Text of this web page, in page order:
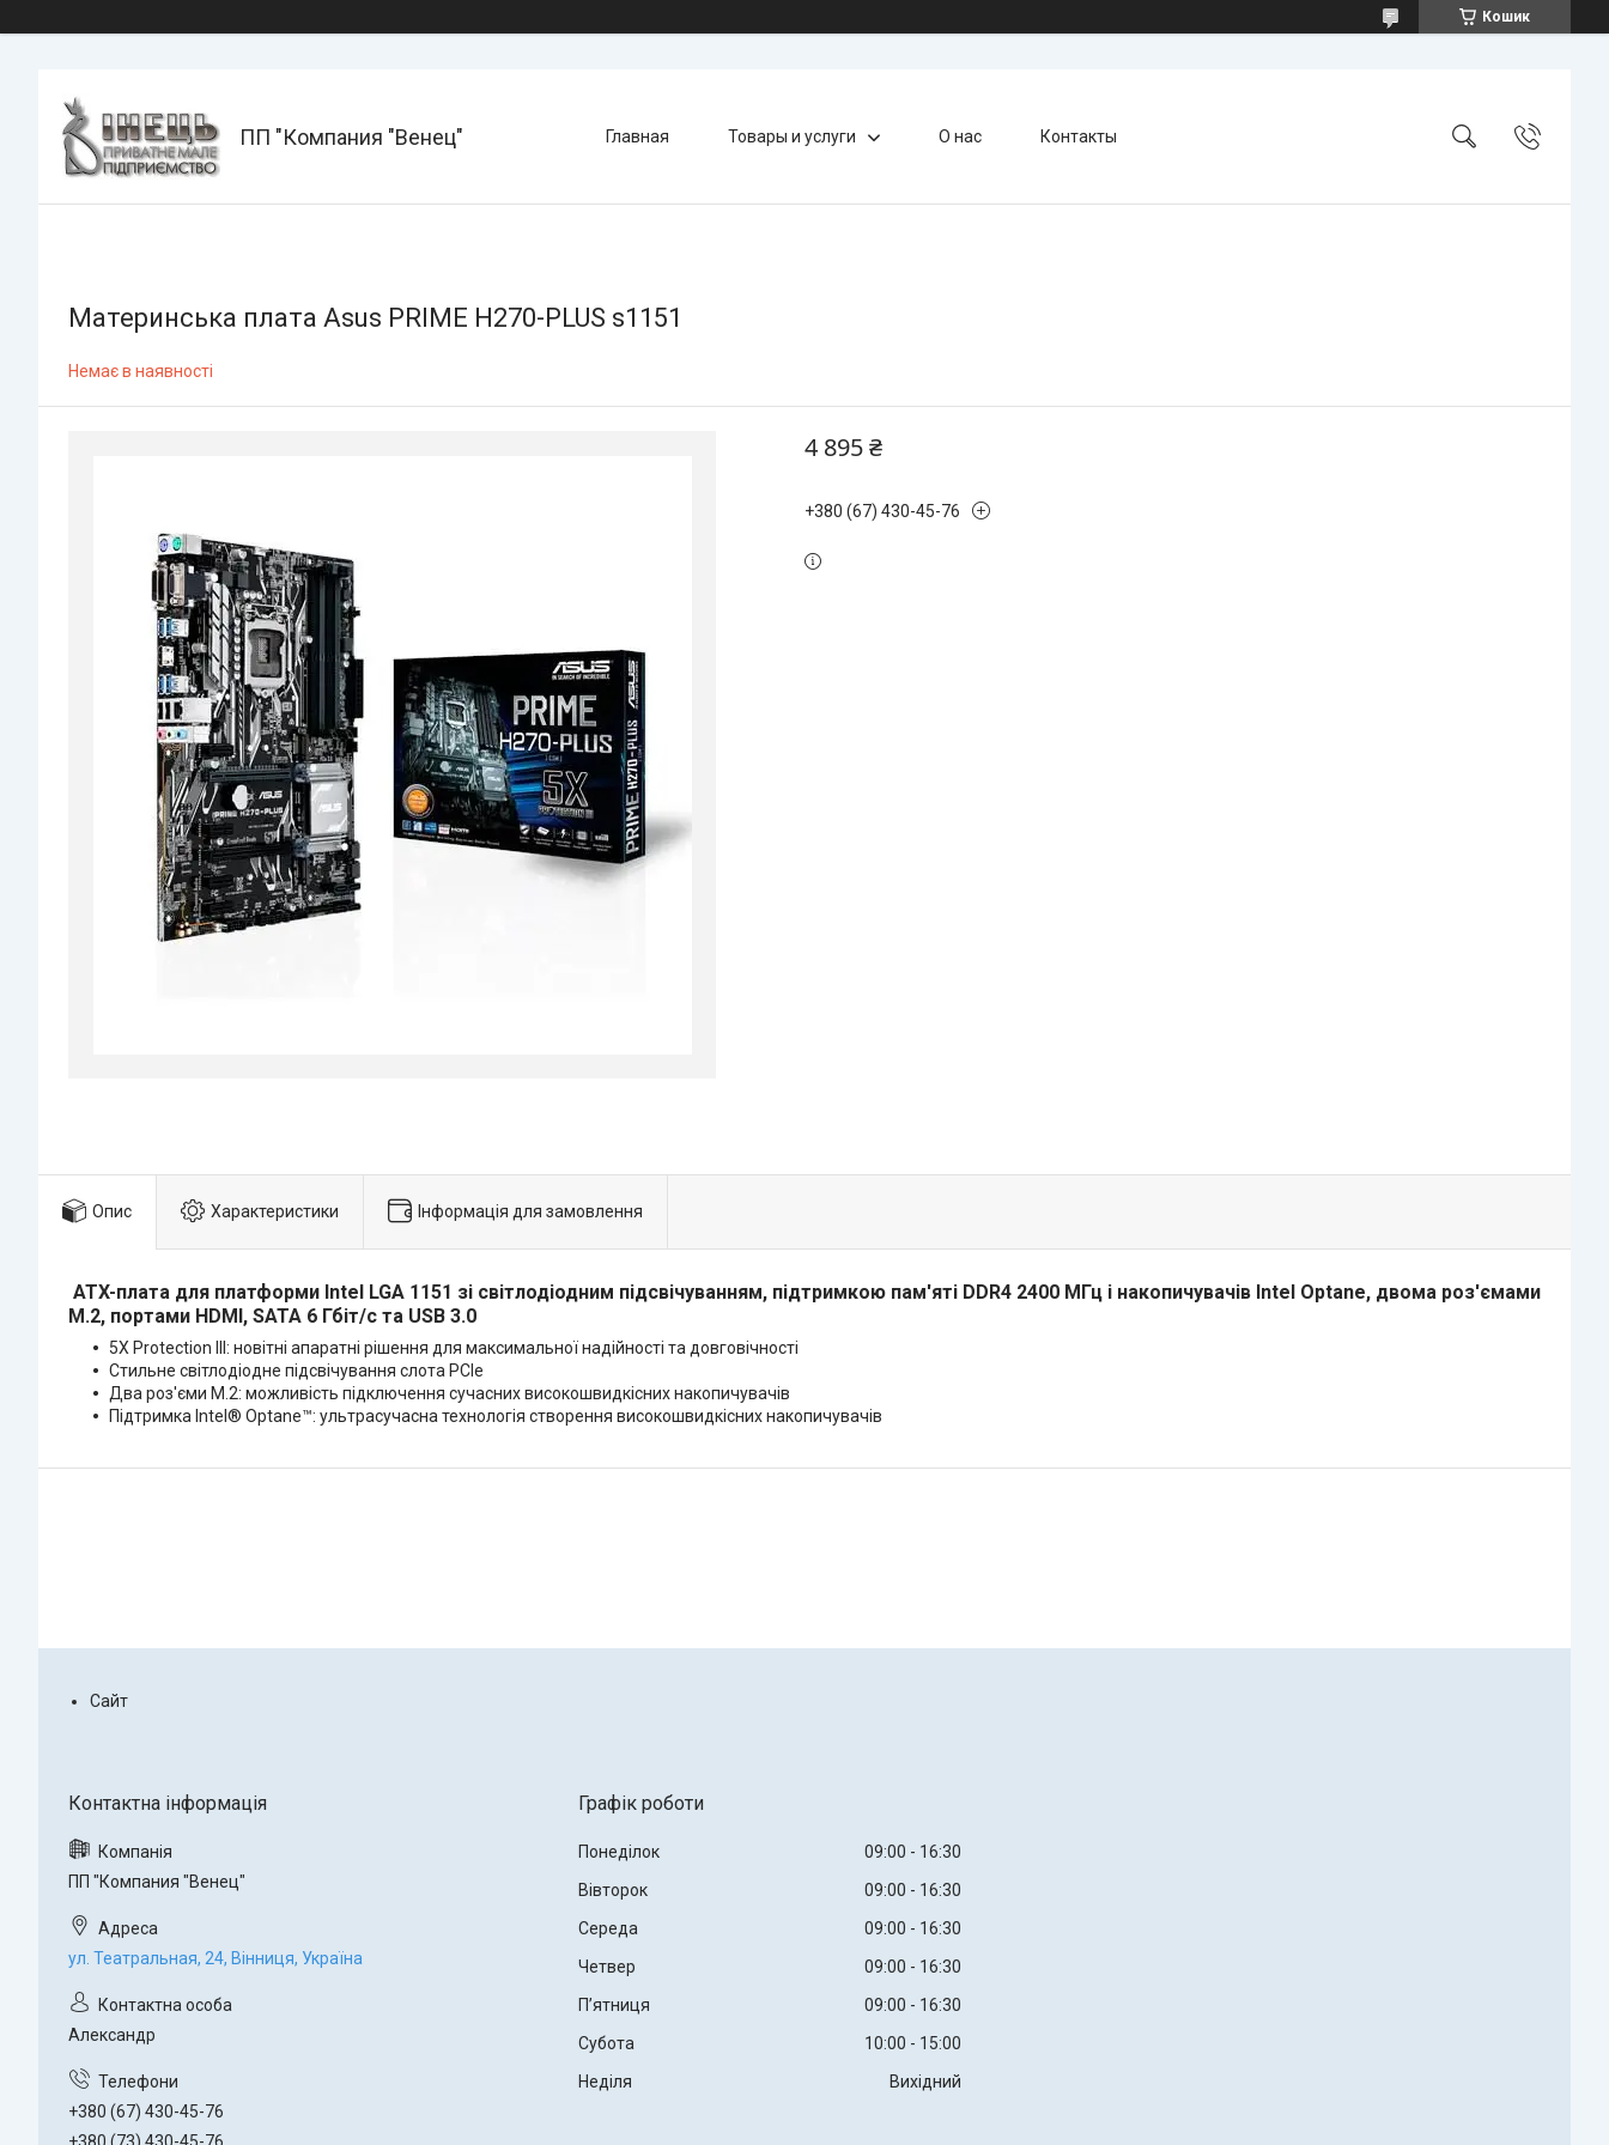
Кошик
ПП "Компания "Венец" Главная Товары и услуги О нас Контакты
Материнська плата Asus PRIME H270-PLUS s1151
Немає в наявності
4 895 ₴
+380 (67) 430-45-76
Опис Характеристики Інформація для замовлення
ATX-плата для платформи Intel LGA 1151 зі світлодіодним підсвічуванням, підтримкою пам'яті DDR4 2400 МГц і накопичувачів Intel Optane, двома роз'ємами
M.2, портами HDMI, SATA 6 Гбіт/с та USB 3.0
5X Protection III: новітні апаратні рішення для максимальної надійності та довговічності
Стильне світлодіодне підсвічування слота PCIe
Два роз'єми M.2: можливість підключення сучасних високошвидкісних накопичувачів
Підтримка Intel® Optane™: ультрасучасна технологія створення високошвидкісних накопичувачів
Сайт
ПП "Компания "Венец"
ул. Театральная, 24, Вінниця, Україна
Александр
+380 (67) 430-45-76
+380 (73) 430-45-76
Графік роботи
Понеділок 09:00
16:30
Вівторок
09:00
16:30
Середа
09:00
16:30
Четвер
09:00
16:30
Пʼятниця
09:00
16:30
Субота
10:00
15:00
Неділя
Вихідний